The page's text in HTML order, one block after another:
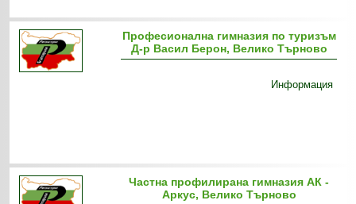
Професионална гимназия по туризъм
Д-р Васил Берон, Велико Търново
Информация
Частна профилирана гимназия АК -
Аркус, Велико Търново